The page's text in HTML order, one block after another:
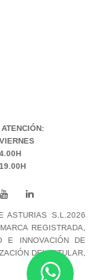
ASTURIAS S.L.2026
REGISTRADA,
E INNOVACIÓN DE
DEL TITULAR,